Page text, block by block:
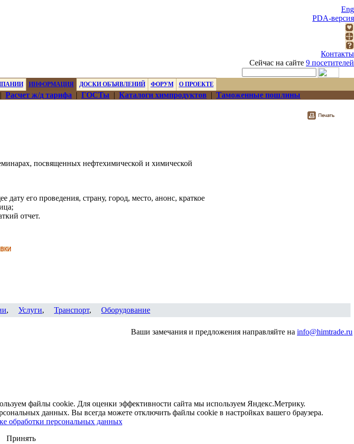
Eng
PDA-версия
Контакты
Сейчас на сайте 9 посетителей
ИНФОРМАЦИЯ ДОСКИ ОБЪЯВЛЕНИЙ ФОРУМ О ПРОЕКТЕ
| Расчет ж/д тарифа | ГОСТы | Каталоги химпродуктов | Таможенные пошлины
посвященных нефтехимической и химической
дату его проведения, страну, город, место, анонс, краткое
отчет.
, Услуги, Транспорт, Оборудование
Ваши замечания и предложения направляйте на info@himtrade.ru
файлы cookie. Для оценки эффективности сайта мы используем Яндекс.Метрику.
данных. Вы всегда можете отключить файлы cookie в настройках вашего браузера.
обработки персональных данных
Принять